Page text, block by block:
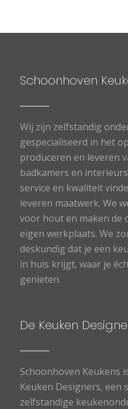
Schoonhoven
Wij zijn zelfstandig
gespecialiseerd in het
produceren en leveren
badkamers en
service en kwaliteit
leveren maatwerk. We
voor hout en maken de
eigen werkplaats. We
deskundig dat je een
in huis krijgt, waar je
genieten.
De Keuken
Schoonhoven Keukens
Keuken Designers, een
zelfstandige